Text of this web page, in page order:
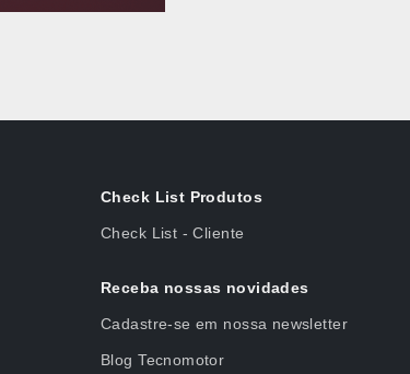
Check List Produtos
Check List - Cliente
Receba nossas novidades
Cadastre-se em nossa newsletter
Blog Tecnomotor